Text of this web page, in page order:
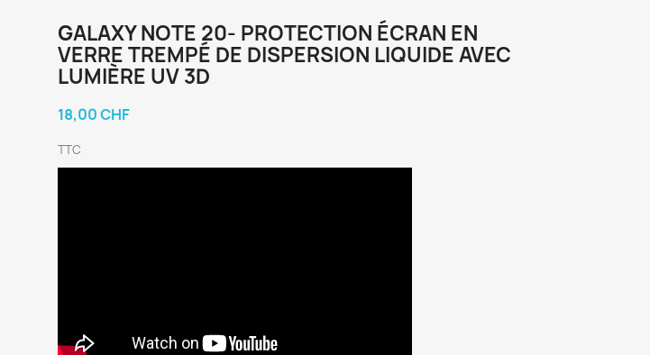
GALAXY NOTE 20- PROTECTION ÉCRAN EN
VERRE TREMPÉ DE DISPERSION LIQUIDE AVEC
LUMIÈRE UV 3D
18,00 CHF
TTC